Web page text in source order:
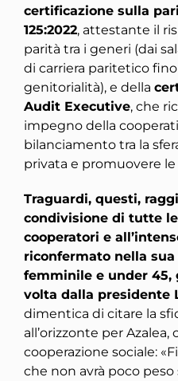
certificazione sulla
125:2022, attestante il
parità tra i generi (dai
di carriera paritetico fino
genitorialità), e della
Audit Executive, che
impegno della
bilanciamento tra la
privata e promuovere
Traguardi, questi,
condivisione di tutte
cooperatori e
riconfermato nella
femminile e under 45,
volta dalla presidente
dimentica di citare la
all’orizzonte per
cooperazione sociale:
che non avrà poco